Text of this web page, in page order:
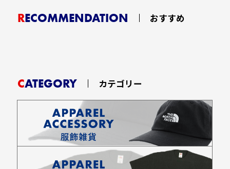
お買い物を続ける カートへ進む
RECOMMENDATION おすすめ
CATEGORY カテゴリー